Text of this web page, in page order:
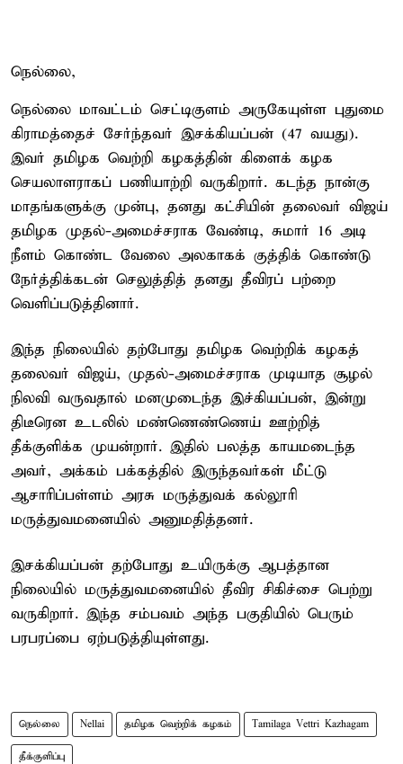
நெல்லை,
நெல்லை மாவட்டம் செட்டிகுளம் அருகேயுள்ள புதுமை
கிராமத்தைச் சேர்ந்தவர் இசக்கியப்பன் (47 வயது).
இவர் தமிழக வெற்றி கழகத்தின் கிளைக் கழக
செயலாளராகப் பணியாற்றி வருகிறார். கடந்த நான்கு
மாதங்களுக்கு முன்பு, தனது கட்சியின் தலைவர் விஜய்
தமிழக முதல்-அமைச்சராக வேண்டி, சுமார் 16 அடி
நீளம் கொண்ட வேலை அலகாகக் குத்திக் கொண்டு
நேர்த்திக்கடன் செலுத்தித் தனது தீவிரப் பற்றை
வெளிப்படுத்தினார்.
இந்த நிலையில் தற்போது தமிழக வெற்றிக் கழகத்
தலைவர் விஜய், முதல்-அமைச்சராக முடியாத சூழல்
நிலவி வருவதால் மனமுடைந்த இச்கியப்பன், இன்று
திடீரென உடலில் மண்ணெண்ணெய் ஊற்றித்
தீக்குளிக்க முயன்றார். இதில் பலத்த காயமடைந்த
அவர், அக்கம் பக்கத்தில் இருந்தவர்கள் மீட்டு
ஆசாரிப்பள்ளம் அரசு மருத்துவக் கல்லூரி
மருத்துவமனையில் அனுமதித்தனர்.
இசக்கியப்பன் தற்போது உயிருக்கு ஆபத்தான
நிலையில் மருத்துவமனையில் தீவிர சிகிச்சை பெற்று
வருகிறார். இந்த சம்பவம் அந்த பகுதியில் பெரும்
பரபரப்பை ஏற்படுத்தியுள்ளது.
நெல்லை Nellai தமிழக வெற்றிக் கழகம் Tamilaga Vettri Kazhagam
தீக்குளிப்பு